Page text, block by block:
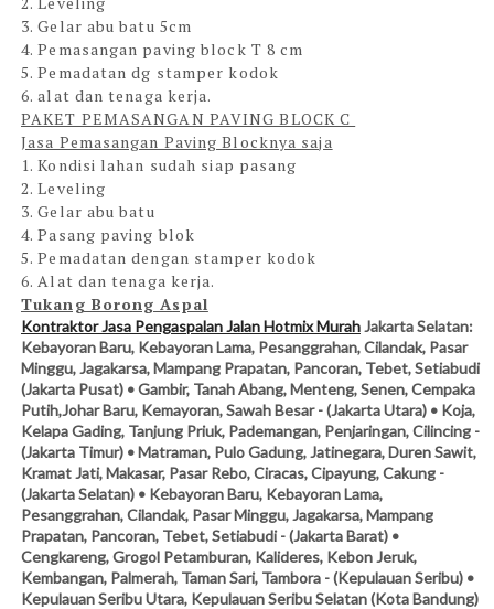
3. Gelar abu batu 5cm
4. Pemasangan paving block T 8 cm
5. Pemadatan dg stamper kodok
6. alat dan tenaga kerja.
PAKET PEMASANGAN PAVING BLOCK C
Jasa Pemasangan Paving Blocknya saja
1. Kondisi lahan sudah siap pasang
2. Leveling
3. Gelar abu batu
4. Pasang paving blok
5. Pemadatan dengan stamper kodok
6. Alat dan tenaga kerja.
Tukang Borong Aspal
Kontraktor Jasa Pengaspalan Jalan Hotmix Murah Jakarta Selatan:
Kebayoran Baru, Kebayoran Lama, Pesanggrahan, Cilandak, Pasar
Minggu, Jagakarsa, Mampang Prapatan, Pancoran, Tebet, Setiabudi
(Jakarta Pusat) • Gambir, Tanah Abang, Menteng, Senen, Cempaka
Putih,Johar Baru, Kemayoran, Sawah Besar - (Jakarta Utara) • Koja,
Kelapa Gading, Tanjung Priuk, Pademangan, Penjaringan, Cilincing -
(Jakarta Timur) • Matraman, Pulo Gadung, Jatinegara, Duren Sawit,
Kramat Jati, Makasar, Pasar Rebo, Ciracas, Cipayung, Cakung -
(Jakarta Selatan) • Kebayoran Baru, Kebayoran Lama,
Pesanggrahan, Cilandak, Pasar Minggu, Jagakarsa, Mampang
Prapatan, Pancoran, Tebet, Setiabudi - (Jakarta Barat) •
Cengkareng, Grogol Petamburan, Kalideres, Kebon Jeruk,
Kembangan, Palmerah, Taman Sari, Tambora - (Kepulauan Seribu) •
Kepulauan Seribu Utara, Kepulauan Seribu Selatan (Kota Bandung)